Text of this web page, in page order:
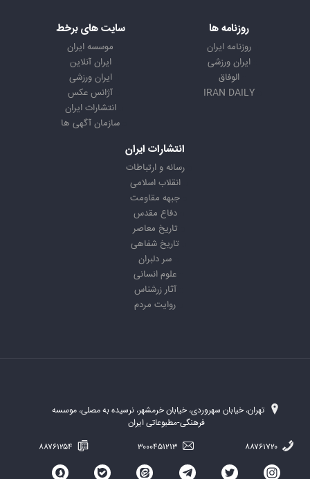
روزنامه ها
روزنامه ایران
ایران ورزشی
الوفاق
IRAN DAILY
سایت های برخط
موسسه ایران
ایران آنلاین
ایران ورزشی
آژانس عکس
انتشارات ایران
سازمان آگهی ها
انتشارات ایران
رسانه و ارتباطات
انقلاب اسلامی
جبهه مقاومت
دفاع مقدس
تاریخ معاصر
تاریخ شفاهی
سر دلبران
علوم انسانی
آثار زرشناس
روایت مردم
تهران، خیابان سهروردی، خیابان خرمشهر، نرسیده به مصلی، موسسه
فرهنگی-مطبوعاتی ایران